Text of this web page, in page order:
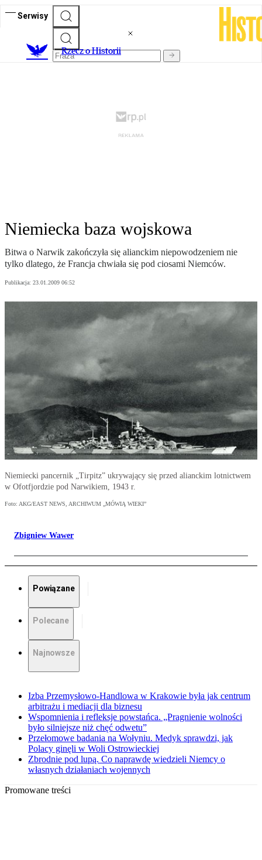
Serwisy
Rzecz o Historii
Niemiecka baza wojskowa
Bitwa o Narwik zakończyła się alianckim niepowodzeniem nie
tylko dlatego, że Francja chwiała się pod ciosami Niemców.
Publikacja: 23.01.2009 06:52
Niemiecki pancernik „Tirpitz” ukrywający się przed alianckim lotnictwem
w Ofotfjordzie pod Narwikiem, 1943 r.
Foto: AKG/EAST NEWS, ARCHIWUM „MÓWIĄ WIEKI”
Zbigniew Wawer
Powiązane
Polecane
Najnowsze
Izba Przemysłowo-Handlowa w Krakowie była jak centrum
arbitrażu i mediacji dla biznesu
Wspomnienia i refleksje powstańca. „Pragnienie wolności
było silniejsze niż chęć odwetu”
Przełomowe badania na Wołyniu. Medyk sprawdzi, jak
Polacy ginęli w Woli Ostrowieckiej
Zbrodnie pod lupą. Co naprawdę wiedzieli Niemcy o
własnych działaniach wojennych
Promowane treści